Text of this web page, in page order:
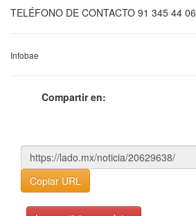
TELÉFONO DE CONTACTO 91 345 44 06
Infobae
Compartir en:
Copiar URL